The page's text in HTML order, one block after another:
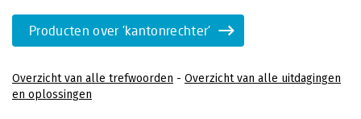
Producten over 'kantonrechter'
Overzicht van alle trefwoorden - Overzicht van alle uitdagingen
en oplossingen